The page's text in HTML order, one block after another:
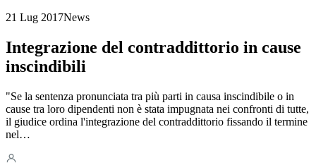
21 Lug 2017News
Integrazione del contraddittorio in cause
inscindibili
"Se la sentenza pronunciata tra più parti in causa inscindibile o in
cause tra loro dipendenti non è stata impugnata nei confronti di tutte,
il giudice ordina l'integrazione del contraddittorio fissando il termine
nel…